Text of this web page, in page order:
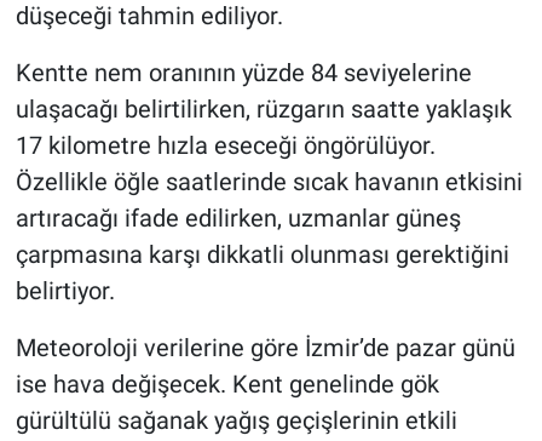
düşeceği tahmin ediliyor.
Kentte nem oranının yüzde 84 seviyelerine
ulaşacağı belirtilirken, rüzgarın saatte yaklaşık
17 kilometre hızla eseceği öngörülüyor.
Özellikle öğle saatlerinde sıcak havanın etkisini
artıracağı ifade edilirken, uzmanlar güneş
çarpmasına karşı dikkatli olunması gerektiğini
belirtiyor.
Meteoroloji verilerine göre İzmir’de pazar günü
ise hava değişecek. Kent genelinde gök
gürültülü sağanak yağış geçişlerinin etkili